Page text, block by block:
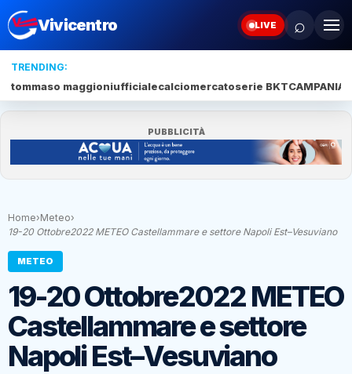
Vivicentro LIVE ⌕
TRENDING:
tommaso maggioniufficialecalciomercatoserie BKTCAMPANIA
PUBBLICITÀ
Home›Meteo›
19-20 Ottobre2022 METEO Castellammare e settore Napoli Est–Vesuviano
METEO
19-20 Ottobre2022 METEO
Castellammare e settore
Napoli Est–Vesuviano